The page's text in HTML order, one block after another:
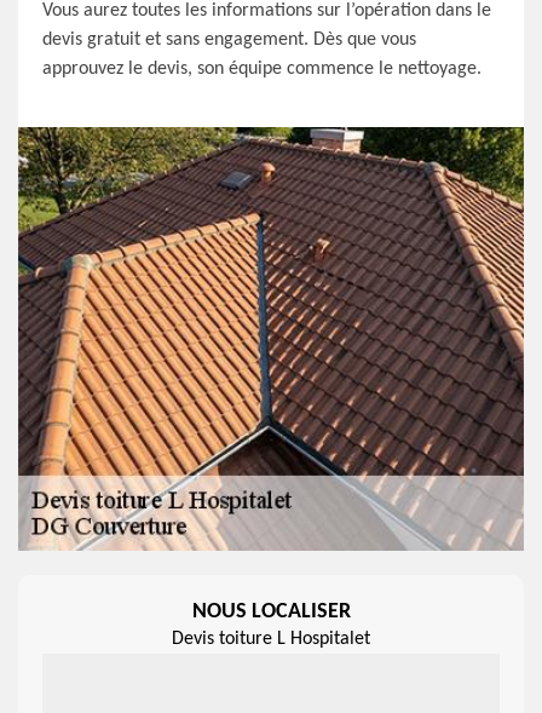
Vous aurez toutes les informations sur l’opération dans le
devis gratuit et sans engagement. Dès que vous
approuvez le devis, son équipe commence le nettoyage.
NOUS LOCALISER
Devis toiture L Hospitalet